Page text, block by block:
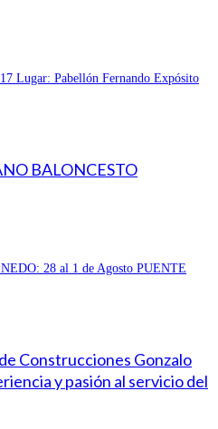
Lugar: Pabellón Fernando Expósito
BALONCESTO
28 al 1 de Agosto PUENTE
Construcciones Gonzalo
y pasión al servicio del